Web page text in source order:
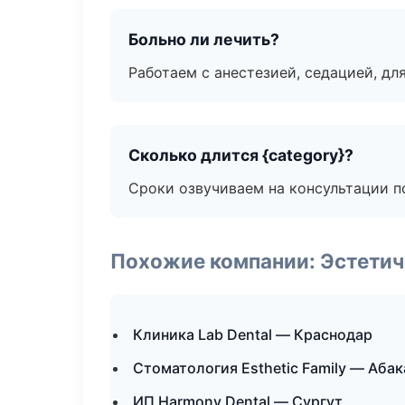
Больно ли лечить?
Работаем с анестезией, седацией,
Сколько длится {category}?
Сроки озвучиваем на консультации
Похожие компании:
Клиника Lab Dental — Краснодар
Стоматология Esthetic Family —
ИП Harmony Dental — Сургут